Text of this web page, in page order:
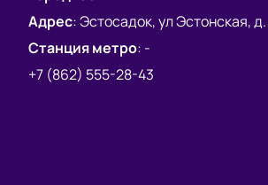
вживую!
Адрес:Эстосадок, ул Эстонская, д.
Станция метро: -
+7 (862) 555-28-43